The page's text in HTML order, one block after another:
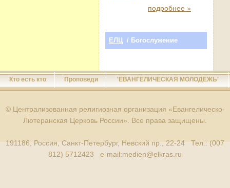
подробнее »
ЕЛЦ / Богослужение
Кто есть кто Проповеди 'ЕВАНГЕЛИЧЕСКАЯ МОЛОДЕЖЬ'
© Централизованная религиозная организация «Евангелическо-
Лютеранская Церковь России». Все права защищены.
191186, Россия, Санкт-Петербург, Невский пр., 22-24 Тел.: (007
812) 5712423 e-mail:medien@elkras.ru